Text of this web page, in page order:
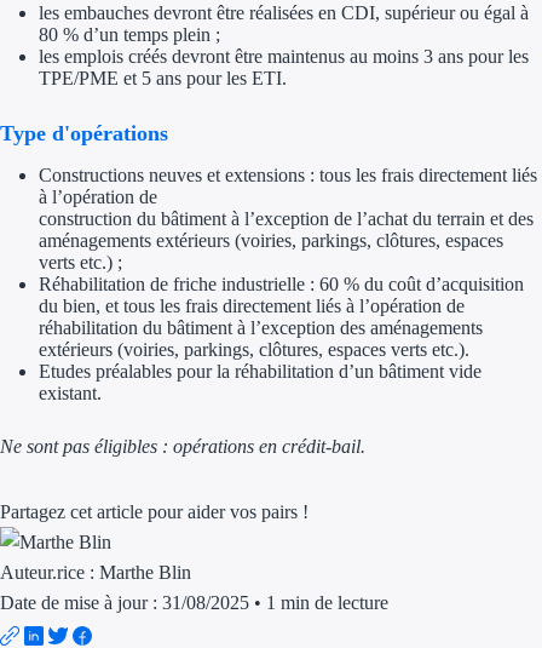
Outre-mer
Aides Région
Aides Région
Couvertures
les embauches devront être réalisées en CDI, supérieur ou égal à
80 % d’un temps plein ;
les emplois créés devront être maintenus au moins 3 ans pour les
TPE/PME et 5 ans pour les ETI.
Type d'opérations
Constructions neuves et extensions : tous les frais directement liés
à l’opération de
construction du bâtiment à l’exception de l’achat du terrain et des
aménagements extérieurs (voiries, parkings, clôtures, espaces
verts etc.) ;
Réhabilitation de friche industrielle : 60 % du coût d’acquisition
du bien, et tous les frais directement liés à l’opération de
réhabilitation du bâtiment à l’exception des aménagements
extérieurs (voiries, parkings, clôtures, espaces verts etc.).
Etudes préalables pour la réhabilitation d’un bâtiment vide
existant.
Ne sont pas éligibles : opérations en crédit-bail.
Partagez cet article pour aider vos pairs !
Auteur.rice : Marthe Blin
Date de mise à jour : 31/08/2025 • 1 min de lecture